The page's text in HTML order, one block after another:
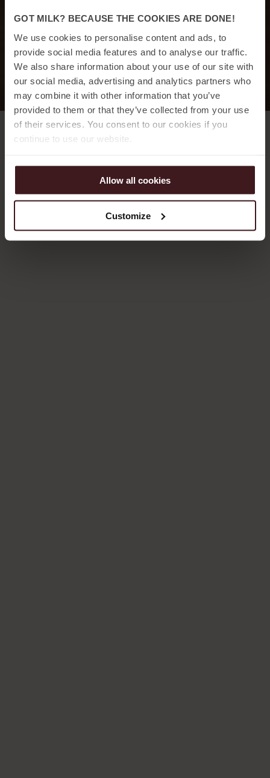
GOT MILK? BECAUSE THE COOKIES ARE DONE!
We use cookies to personalise content and ads, to
provide social media features and to analyse our traffic.
We also share information about your use of our site with
our social media, advertising and analytics partners who
may combine it with other information that you’ve
provided to them or that they’ve collected from your use
of their services. You consent to our cookies if you
continue to use our website.
Allow all cookies
Customize